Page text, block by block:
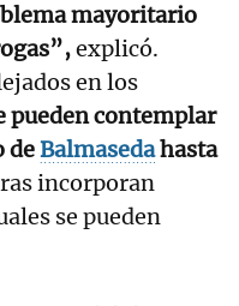
mayoritario
explicó.
en los
pueden contemplar
deBalmasedahasta
incorporan
se pueden